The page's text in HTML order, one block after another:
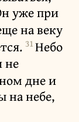
уже при
на веку
31Небо
не
дне и
на небе,